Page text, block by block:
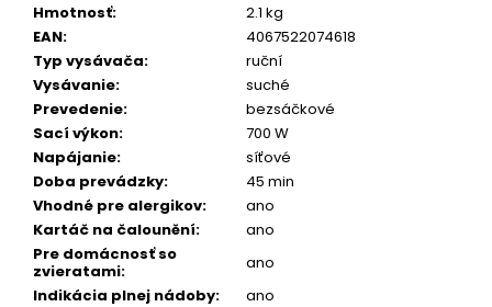
Hmotnosť:
2.1 kg
EAN:
4067522074618
Typ vysávača:
ruční
Vysávanie:
suché
Prevedenie:
bezsáčkové
Sací výkon:
700 W
Napájanie:
síťové
Doba prevádzky:
45 min
Vhodné pre alergikov:
ano
Kartáč na čalounění:
ano
Pre domácnosť so
zvieratami:
ano
Indikácia plnej nádoby:
ano